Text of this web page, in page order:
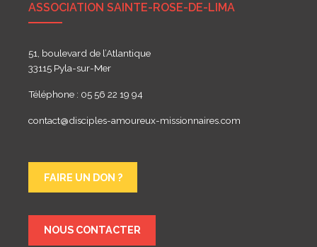
ASSOCIATION SAINTE-ROSE-DE-LIMA
51, boulevard de l’Atlantique
33115 Pyla-sur-Mer
Téléphone : 05 56 22 19 94
contact@disciples-amoureux-missionnaires.com
FAIRE UN DON ?
NOUS CONTACTER